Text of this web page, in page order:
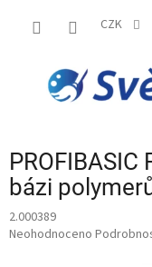
CZK
bázi
2.000389
Průměrné
Neohodnoceno